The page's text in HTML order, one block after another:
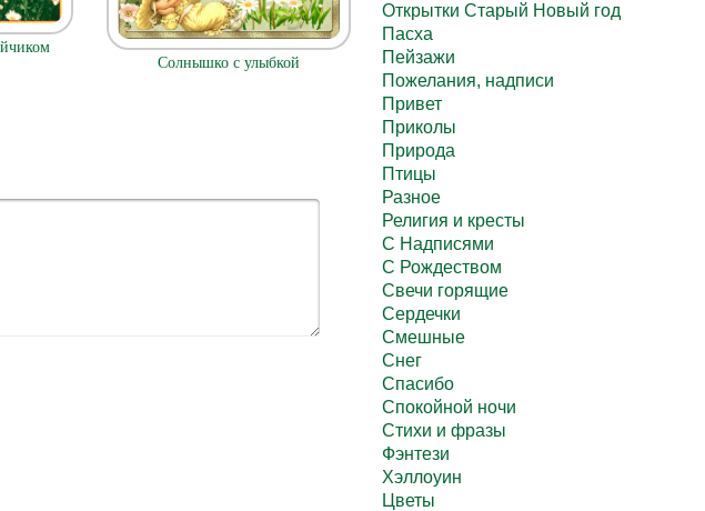
Солнышко с улыбкой
Открытки Старый Новый год
Пасха
Пейзажи
Пожелания, надписи
Привет
Приколы
Природа
Птицы
Разное
Религия и кресты
С Надписями
С Рождеством
Свечи горящие
Сердечки
Смешные
Снег
Спасибо
Спокойной ночи
Стихи и фразы
Фэнтези
Хэллоуин
Цветы